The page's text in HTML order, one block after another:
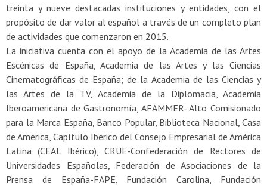
treinta y nueve destacadas instituciones y entidades, con el
propósito de dar valor al español a través de un completo plan
de actividades que comenzaron en 2015.
La iniciativa cuenta con el apoyo de la Academia de las Artes
Escénicas de España, Academia de las Artes y las Ciencias
Cinematográficas de España; de la Academia de las Ciencias y
las Artes de la TV, Academia de la Diplomacia, Academia
Iberoamericana de Gastronomía, AFAMMER- Alto Comisionado
para la Marca España, Banco Popular, Biblioteca Nacional, Casa
de América, Capítulo Ibérico del Consejo Empresarial de América
Latina (CEAL Ibérico), CRUE-Confederación de Rectores de
Universidades Españolas, Federación de Asociaciones de la
Prensa de España-FAPE, Fundación Carolina, Fundación